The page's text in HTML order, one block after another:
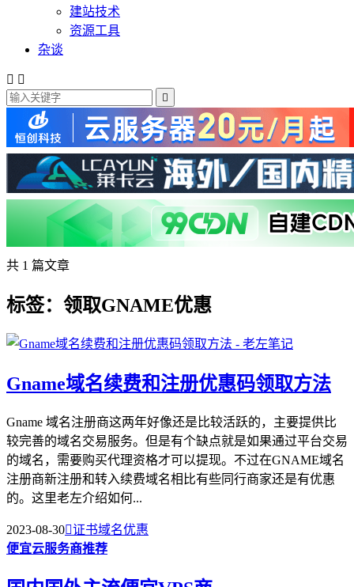
建站技术
资源工具
杂谈
 

共 1 篇文章
标签：领取GNAME优惠
Gname域名续费和注册优惠码领取方法
Gname 域名注册商这两年好像还是比较活跃的，主要提供比
较完善的域名交易服务。但是有个缺点就是如果通过平台交易
的域名，需要购买代理资格才可以提现。不过在GNAME域名
注册商新注册和转入续费域名相比有些同行商家还是有优惠
的。这里老左介绍如何...
2023-08-30证书域名优惠
便宜云服务商推荐